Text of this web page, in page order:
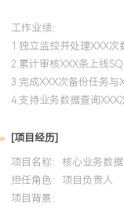
工作业绩：
1.独立监控并处理XXX
2.累计审核XXX条上线
3.完成XXX次备份任务
4.支持业务数据查询
[项目经历]
项目名称：核心业务数
担任角色： 项目负责人
项目背景：